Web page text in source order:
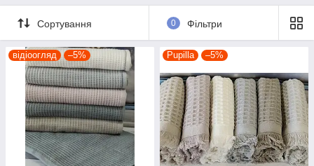
Подарункові набори різних виробників Туреччини. з
оригінальною вишивкою, махрові та вафельніЗ
бамбука і бавовни Різної комплектації і розміру
Ви шукайте, що подарувати, зробити невеликий презент?
Такий подарунок завжди до речі, завжди потрібен в будинку і
приємно!
Сортування 0 Фільтри
відіоогляд –5% Pupilla –5%